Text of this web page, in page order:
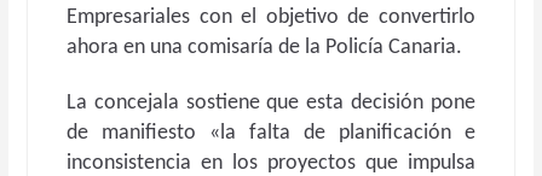
Empresariales con el objetivo de convertirlo
ahora en una comisaría de la Policía Canaria.
La concejala sostiene que esta decisión pone
de manifiesto «la falta de planificación e
inconsistencia en los proyectos que impulsa